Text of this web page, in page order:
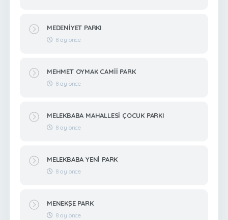
MEDENİYET PARKI
8 ay önce
MEHMET OYMAK CAMİİ PARK
8 ay önce
MELEKBABA MAHALLESİ ÇOCUK PARKI
8 ay önce
MELEKBABA YENİ PARK
8 ay önce
MENEKŞE PARK
8 ay önce